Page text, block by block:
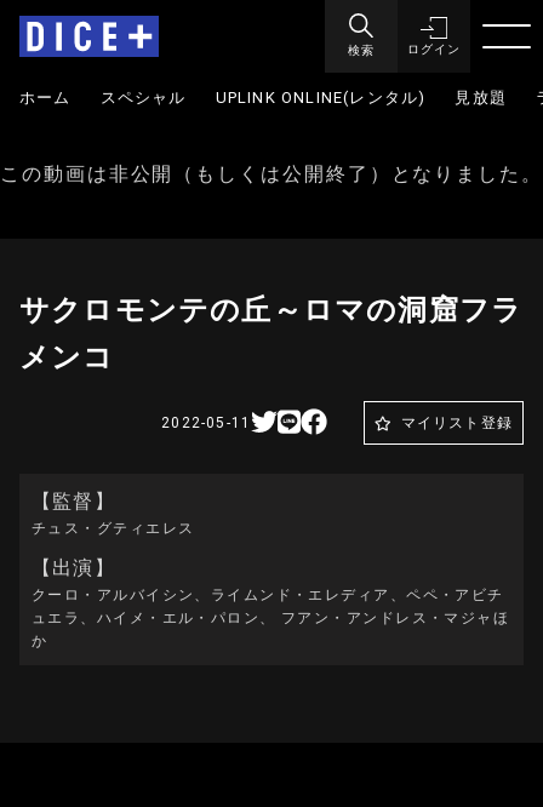
検索 ログイン
ホーム スペシャル UPLINK ONLINE(レンタル) 見放題
この動画は非公開（もしくは公開終了）となりました。
サクロモンテの丘～ロマの洞窟フラ
メンコ
2022-05-11 マイリスト登録
【監督】
チュス・グティエレス
【出演】
クーロ・アルバイシン、ライムンド・エレディア、ペペ・アビチ
ュエラ、ハイメ・エル・パロン、 フアン・アンドレス・マジャほ
か